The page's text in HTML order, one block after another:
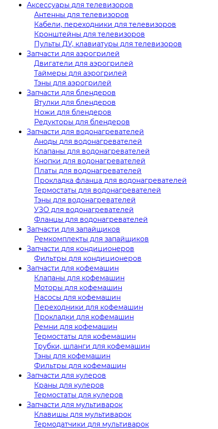
Аксессуары для телевизоров
Антенны для телевизоров
Кабели, переходники для телевизоров
Кронштейны для телевизоров
Пульты ДУ, клавиатуры для телевизоров
Запчасти для аэрогрилей
Двигатели для аэрогрилей
Таймеры для аэрогрилей
Тэны для аэрогрилей
Запчасти для блендеров
Втулки для блендеров
Ножи для блендеров
Редукторы для блендеров
Запчасти для водонагревателей
Аноды для водонагревателей
Клапаны для водонагревателей
Кнопки для водонагревателей
Платы для водонагревателей
Прокладка фланца для водонагревателей
Термостаты для водонагревателей
Тэны для водонагревателей
УЗО для водонагревателей
Фланцы для водонагревателей
Запчасти для запайщиков
Ремкомплекты для запайщиков
Запчасти для кондиционеров
Фильтры для кондиционеров
Запчасти для кофемашин
Клапаны для кофемашин
Моторы для кофемашин
Насосы для кофемашин
Переходники для кофемашин
Прокладки для кофемашин
Ремни для кофемашин
Термостаты для кофемашин
Трубки, шланги для кофемашин
Тэны для кофемашин
Фильтры для кофемашин
Запчасти для кулеров
Краны для кулеров
Термостаты для кулеров
Запчасти для мультиварок
Клавишы для мультиварок
Термодатчики для мультиварок